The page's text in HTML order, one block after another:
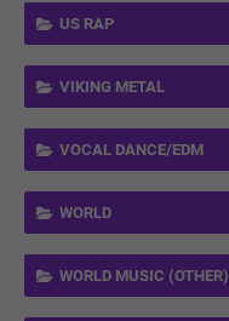
US RAP
VIKING METAL
VOCAL DANCE/EDM
WORLD
WORLD MUSIC (OTHER)